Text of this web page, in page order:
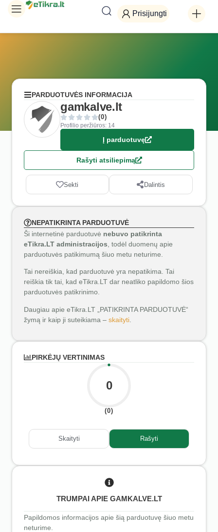
Prisijungti
PARDUOTUVĖS INFORMACIJA
gamkalve.lt
(0)
Profilio peržiūros: 14
Į parduotuvę
Rašyti atsiliepimą
Sekti Dalintis
NEPATIKRINTA PARDUOTUVĖ
Ši internetinė parduotuvė nebuvo patikrinta
eTikra.LT administracijos , todėl duomenų apie
parduotuvės patikimumą šiuo metu neturime.
Tai nereiškia, kad parduotuvė yra nepatikima. Tai
reiškia tik tai, kad eTikra.LT dar neatliko papildomo šios
parduotuvės patikrinimo.
Daugiau apie eTikra.LT „PATIKRINTA PARDUOTUVĖ“
žymą ir kaip ji suteikiama – skaityti
PIRKĖJŲ VERTINIMAS
0
(0)
Skaityti Rašyti
TRUMPAI APIE GAMKALVE.LT
Papildomos informacijos apie šią parduotuvę šiuo metu
neturime.